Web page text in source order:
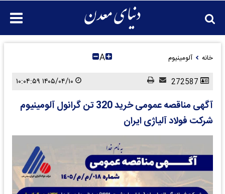
خانه آلومینیوم A
آگهی مناقصه عمومی خرید 320 تن گرانول آلومینیوم
شرکت فولاد آلیاژی ایران